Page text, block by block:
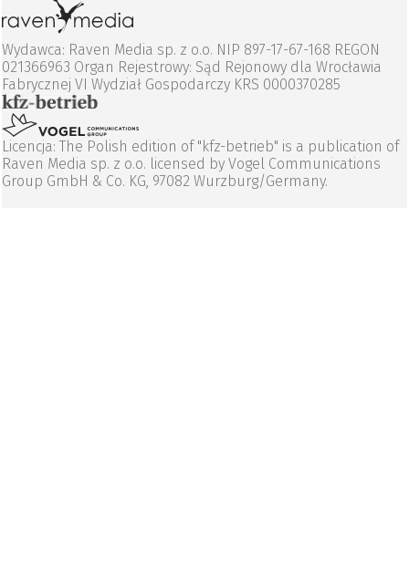
Wydawca: Raven Media sp. z o.o. NIP 897-17-67-168 REGON
021366963 Organ Rejestrowy: Sąd Rejonowy dla Wrocławia
Fabrycznej VI Wydział Gospodarczy KRS 0000370285
Licencja: The Polish edition of "kfz-betrieb" is a publication of
Raven Media sp. z o.o. licensed by Vogel Communications
Group GmbH & Co. KG, 97082 Wurzburg/Germany.